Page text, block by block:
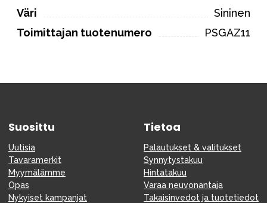
Väri
Sininen
Toimittajan tuotenumero
PSGAZ11
Suosittu
Uutisia
Tavaramerkit
Myymälämme
Opas
Nykyiset kampanjat
Tietoa
Palautukset & valitukset
Synnytystakuu
Hintatakuu
Varaa neuvonantaja
Takaisinvedot ja tuotetiedot